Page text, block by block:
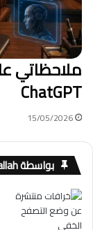
ملاحظاتي
ChatGPT
15/05/2026
بواسطة Ayman abdallah